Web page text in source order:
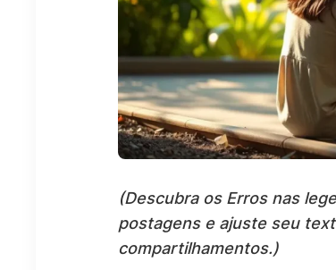
(Descubra os Erros nas
postagens e ajuste seu
compartilhamentos.)